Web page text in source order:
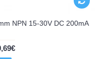
NPN 15-30V DC 200mA